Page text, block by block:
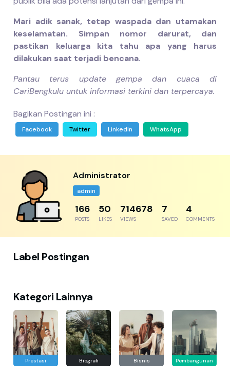
Mari adik sanak, tetap waspada dan utamakan
keselamatan. Simpan nomor darurat, dan
pastikan keluarga kita tahu apa yang harus
dilakukan saat terjadi bencana.
Pantau terus update gempa dan cuaca di
CariBengkulu untuk informasi terkini dan terpercaya.
Bagikan Postingan ini :
Facebook Twitter LinkedIn WhatsApp
Administrator
admin
204
POSTS
61
LIKES
879604
VIEWS
8
SAVED
5
COMMENTS
Label Postingan
Kategori Lainnya
Prestasi Biografi Bisnis Pembangunan